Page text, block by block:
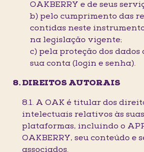
OAKBERRY e de seus
b) pelo cumprimento das
contidas neste
na legislação vigente;
c) pela proteção dos dados
sua conta (login e senha).
DIREITOS AUTORAIS
8.1. A OAK é titular dos
intelectuais relativos às suas
plataformas, incluindo o
OAKBERRY, seu conteúdo e
associados.